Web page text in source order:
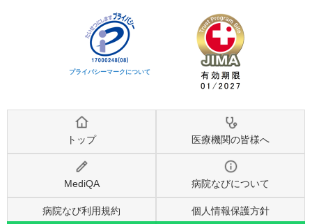
プライバシーマークについて
トップ 医療機関の皆様へ
MediQA 病院なびについて
病院なび利用規約 個人情報保護方針